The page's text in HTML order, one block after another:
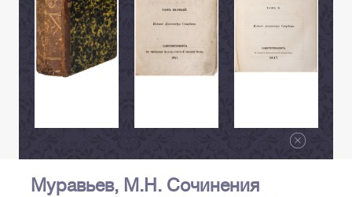
Муравьев, М.Н. Сочинения